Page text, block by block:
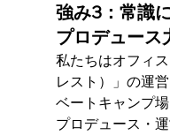
強み3：常識
プロデュース
私たちはオフィ
レスト）」の運
ベートキャンプ
プロデュース・